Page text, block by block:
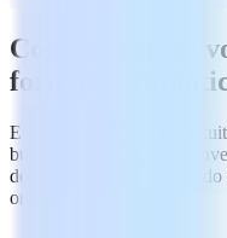
Convierte
formatos
Exporta PDF de forma
buscables. Disfruta de
de calidad, con un
original.